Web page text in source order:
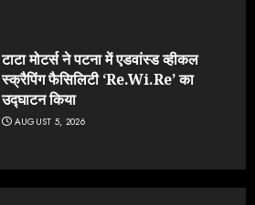
टाटा मोटर्स ने पटना में एडवांस्ड व्हीकल
स्क्रैपिंग फैसिलिटी ‘Re.Wi.Re’ का
उद्घाटन किया
AUGUST 5, 2026